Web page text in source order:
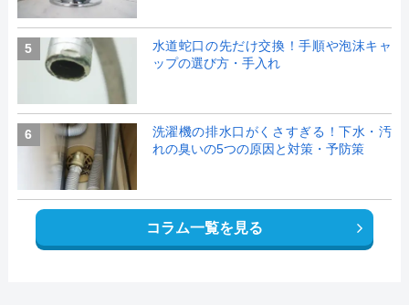
5
水道蛇口の先だけ交換！手順や泡沫キャ
ップの選び方・手入れ
6
洗濯機の排水口がくさすぎる！下水・汚
れの臭いの5つの原因と対策・予防策
コラム一覧を見る